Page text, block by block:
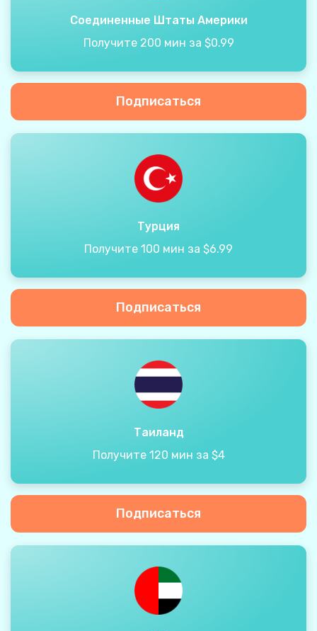
Соединенные Штаты Америки
Получите 200 мин за $0.99
Подписаться
Турция
Получите 100 мин за $6.99
Подписаться
Таиланд
Получите 120 мин за $4
Подписаться